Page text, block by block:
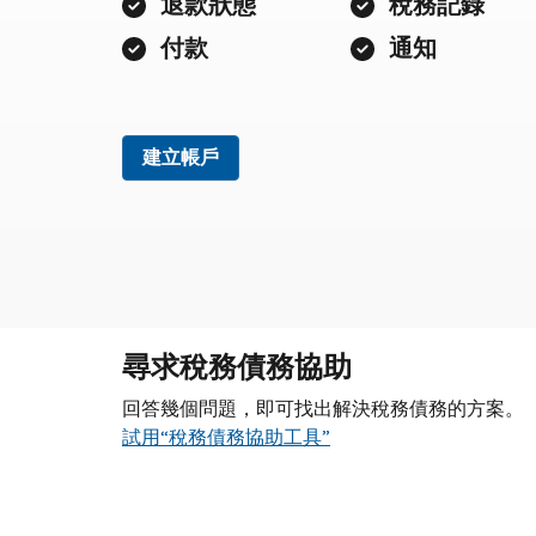
付款
通知
建立帳戶
尋求稅務債務協助
回答幾個問題，即可找出解決稅務債務的方案。
試用“稅務債務協助工具”